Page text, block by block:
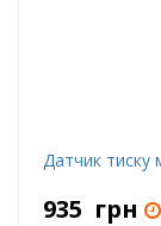
Датчик тиску
935 грн